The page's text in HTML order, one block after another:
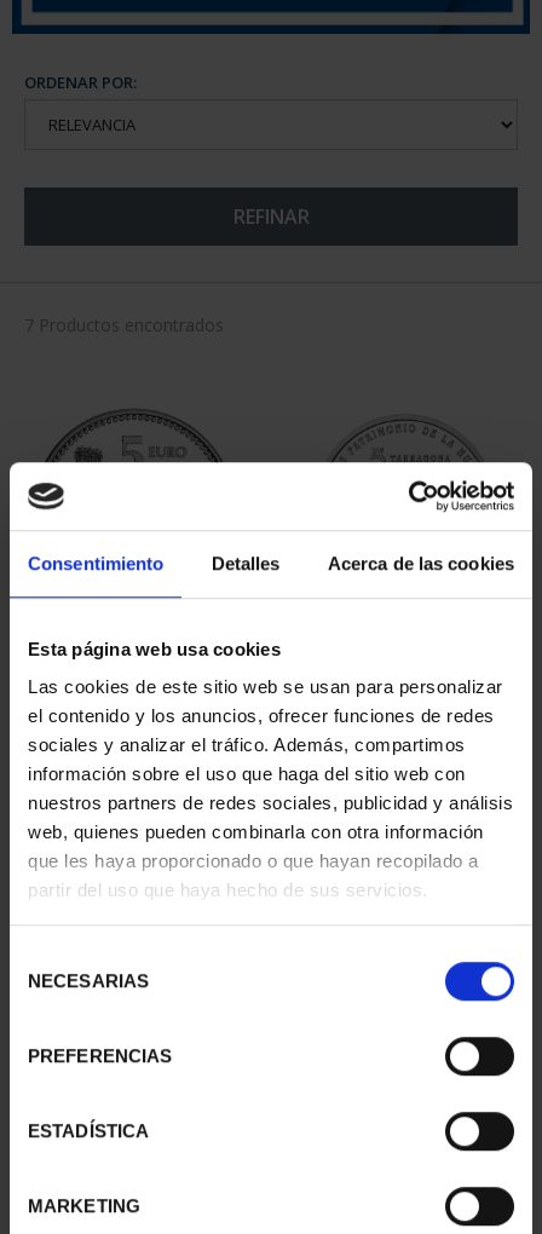
Consentimiento Detalles Acerca de las cookies
Esta página web usa cookies
Las cookies de este sitio web se usan para personalizar
el contenido y los anuncios, ofrecer funciones de redes
sociales y analizar el tráfico. Además, compartimos
información sobre el uso que haga del sitio web con
nuestros partners de redes sociales, publicidad y análisis
web, quienes pueden combinarla con otra información
que les haya proporcionado o que hayan recopilado a
partir del uso que haya hecho de sus servicios.
NECESARIAS
PREFERENCIAS
ESTADÍSTICA
MARKETING
ORDENAR POR:
REFINAR
7 Productos encontrados
CAPITALES ESPAÑOLAS
- ALICANTE
73,00 € 73,00 €
73,00 €
CIUDADES PATRIMONIO